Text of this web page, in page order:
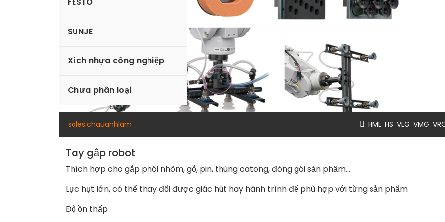
FESTO
SUNJE
Xích nhựa công nghiệp
Chưa phân loại
sales.chauanhlam HML HS VLG VMG
Tay gắp robot
Thích hợp cho gắp phôi nhôm, gỗ, pin, thùng catong, đóng gói sản phẩm…
Lực hụt lớn, có thể thay đổi được giác hút hay hành trình để phù hợp với từng sản phẩm
Độ ồn thấp